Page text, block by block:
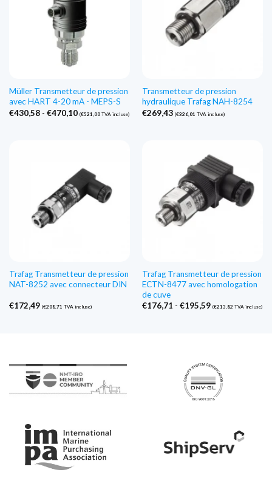
Müller Transmetteur de pression
avec HART 4-20 mA - MEPS-S
€430,58 - €470,10Gamme
(€521,00TVA incluse)
Transmetteur de pression
hydraulique Trafag NAH-8254
€269,43 (€326,01 TVA incluse)
Trafag Transmetteur de pression
NAT-8252 avec connecteur DIN
€172,49 (€208,71 TVA incluse)
Trafag Transmetteur de pression
ECTN-8477 avec homologation
de cuve
€176,71 - €195,59Gamme
(€213,82 TVA incluse)